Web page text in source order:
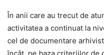
În anii care au trecut de
activitatea a continuat la
cel de documentare